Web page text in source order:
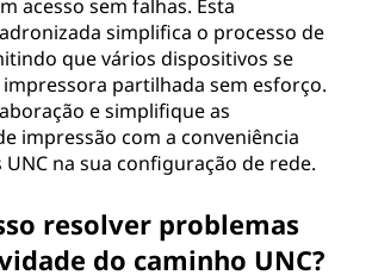
acesso sem falhas. Esta
simplifica o processo de
que vários dispositivos se
partilhada sem esforço.
e simplifique as
impressão com a conveniência
na sua configuração de rede.
resolver problemas
do caminho UNC?